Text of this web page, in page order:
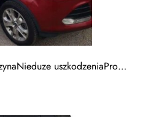
uszkodzeniaPro…